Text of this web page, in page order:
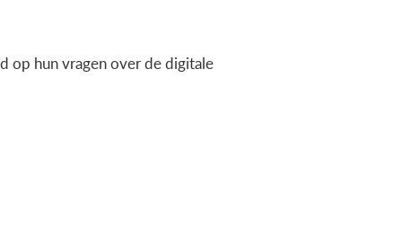
op hun vragen over de digitale